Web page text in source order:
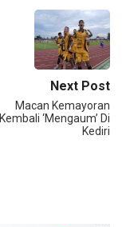
Next Post
Macan Kemayoran
Kembali ‘Mengaum’ Di
Kediri